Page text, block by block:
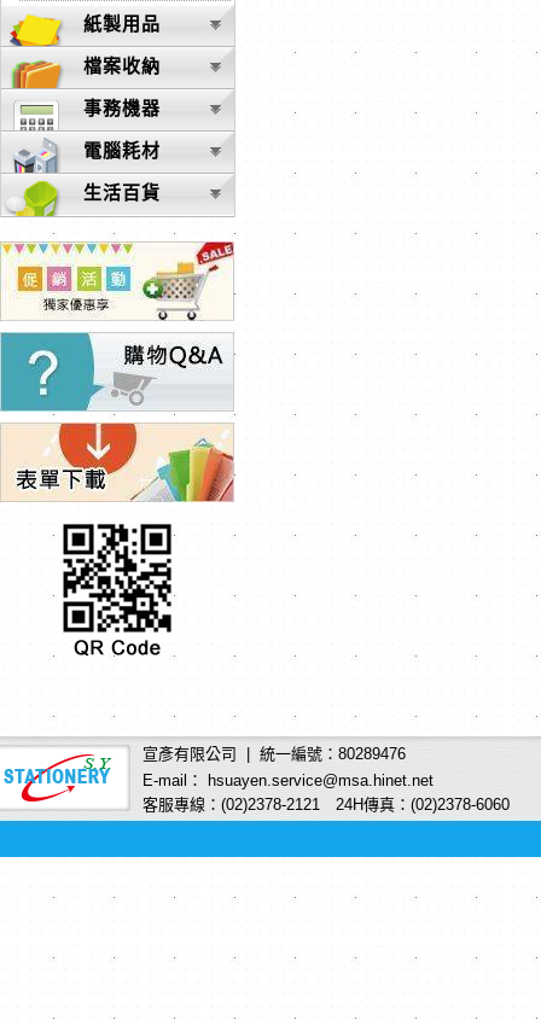
紙製用品
檔案收納
事務機器
電腦耗材
生活百貨
宣彥有限公司 | 統一編號：80289476
E-mail： hsuayen.service@msa.hinet.net
客服專線：(02)2378-2121 24H傳真：(02)2378-6060